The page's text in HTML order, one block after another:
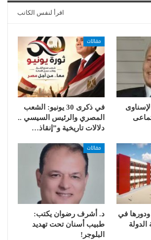
اقرأ لنفس الكاتب
مقالات
في ذكرى 30 يونيو: الشعب
المصري والرئيس السيسي ..
دلالات تاريخية و”إنقاذ…
ودورها في
مقالات
د. أشرف رضوان يكتب:
طبيب أسنان تحت تهديد
البلوجر!